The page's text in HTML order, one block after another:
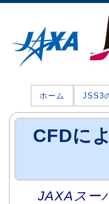
ホーム JSS3
CFDに
JAXAスー